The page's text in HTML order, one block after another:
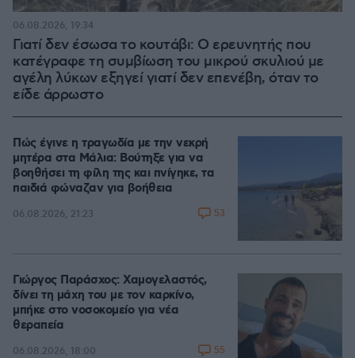
Γιατί δεν έσωσα το κουτάβι: Ο ερευνητής που
κατέγραφε τη συμβίωση του μικρού σκυλιού με
αγέλη λύκων εξηγεί γιατί δεν επενέβη, όταν το
είδε άρρωστο
06.08.2026, 19:34
Πώς έγινε η τραγωδία με την νεκρή
μητέρα στα Μάλια: Βούτηξε για να
βοηθήσει τη φίλη της και πνίγηκε, τα
παιδιά φώναζαν για βοήθεια
06.08.2026, 21:23 53
Γιώργος Παράσχος: Χαμογελαστός,
δίνει τη μάχη του με τον καρκίνο,
μπήκε στο νοσοκομείο για νέα
θεραπεία
06.08.2026, 18:00 55